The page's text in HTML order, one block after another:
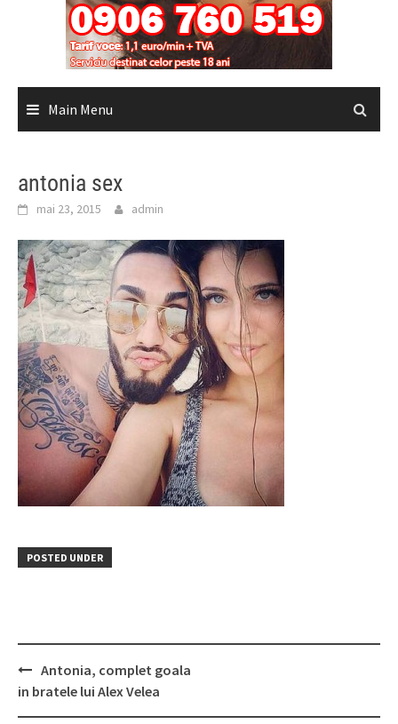
Main Menu
antonia sex
mai 23, 2015 admin
POSTED UNDER
Post
navigation
Antonia, complet goala
in bratele lui Alex Velea